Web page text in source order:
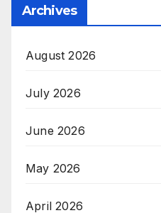
Archives
August 2026
July 2026
June 2026
May 2026
April 2026